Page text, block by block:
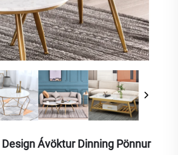
Ávöktur Dinning Pönnur